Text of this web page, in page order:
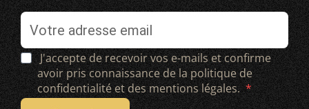
J'accepte de recevoir vos e-mails et confirme
avoir pris connaissance de la politique de
confidentialité et des mentions légales.